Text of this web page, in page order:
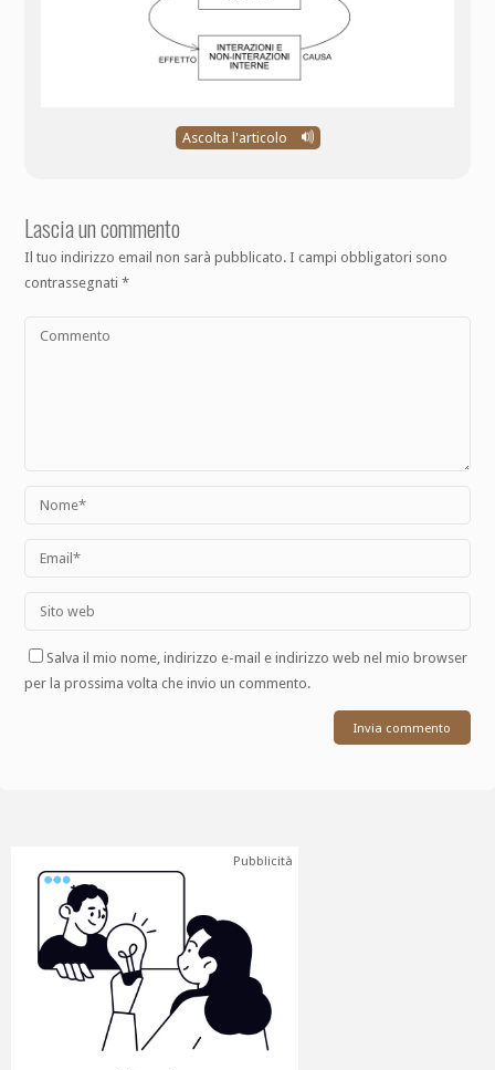
Ascolta l'articolo
Lascia un commento
Il tuo indirizzo email non sarà pubblicato. I campi obbligatori sono
contrassegnati*
Salva il mio nome, indirizzo e-mail e indirizzo web nel mio browser
per la prossima volta che invio un commento.
Pubblicità